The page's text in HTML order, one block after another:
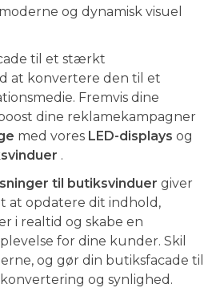
og dynamisk visuel
til et stærkt
at konvertere den til et
Fremvis dine
dine reklamekampagner
med vores LED-displays og
.
til butiksvinduer giver
at opdatere dit indhold,
i realtid og skabe en
for dine kunder. Skil
og gør din butiksfacade til
og synlighed.